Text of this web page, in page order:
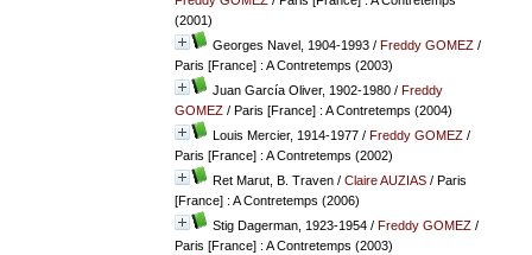
(2001)
Georges Navel, 1904-1993/ Freddy GOMEZ/
Paris [France] : A Contretemps (2003)
Juan García Oliver, 1902-1980/ Freddy
GOMEZ/ Paris [France] : A Contretemps (2004)
Louis Mercier, 1914-1977/ Freddy GOMEZ/
Paris [France] : A Contretemps (2002)
Ret Marut, B. Traven/ Claire AUZIAS/ Paris
[France] : A Contretemps (2006)
Stig Dagerman, 1923-1954/ Freddy GOMEZ/
Paris [France] : A Contretemps (2003)